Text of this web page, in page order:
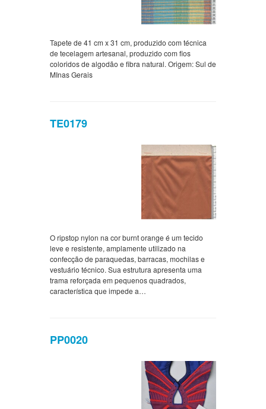
Tapete de 41 cm x 31 cm, produzido com técnica
de tecelagem artesanal, produzido com fios
coloridos de algodão e fibra natural. Origem: Sul de
MInas Gerais
TE0179
O ripstop nylon na cor burnt orange é um tecido
leve e resistente, amplamente utilizado na
confecção de paraquedas, barracas, mochilas e
vestuário técnico. Sua estrutura apresenta uma
trama reforçada em pequenos quadrados,
característica que impede a…
PP0020